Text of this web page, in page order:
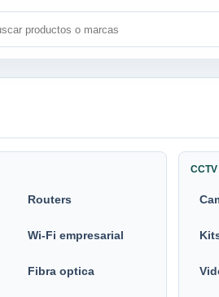
Routers
Wi-Fi empresarial
Fibra optica